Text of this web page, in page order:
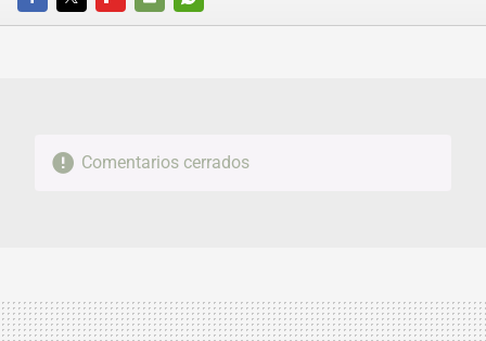
FACEBOOKTWITTERFLIPBOARD
E-
WHATSAPP
Comentarios cerrados